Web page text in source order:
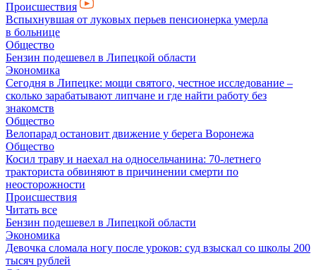
Происшествия
Вспыхнувшая от луковых перьев пенсионерка умерла
в больнице
Общество
Бензин подешевел в Липецкой области
Экономика
Сегодня в Липецке: мощи святого, честное исследование –
сколько зарабатывают липчане и где найти работу без
знакомств
Общество
Велопарад остановит движение у берега Воронежа
Общество
Косил траву и наехал на односельчанина: 70-летнего
тракториста обвиняют в причинении смерти по
неосторожности
Происшествия
Читать все
Бензин подешевел в Липецкой области
Экономика
Девочка сломала ногу после уроков: суд взыскал со школы 200
тысяч рублей